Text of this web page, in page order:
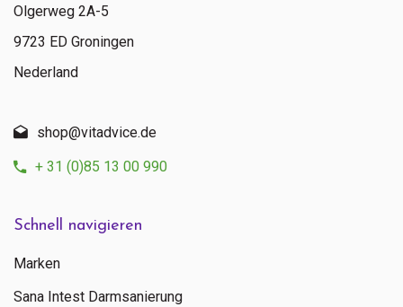
Schnell navigieren
Marken
Sana Intest Darmsanierung
Olgerweg 2A-5
9723 ED Groningen
Nederland
shop@vitadvice.de
+ 31 (0)85 13 00 990